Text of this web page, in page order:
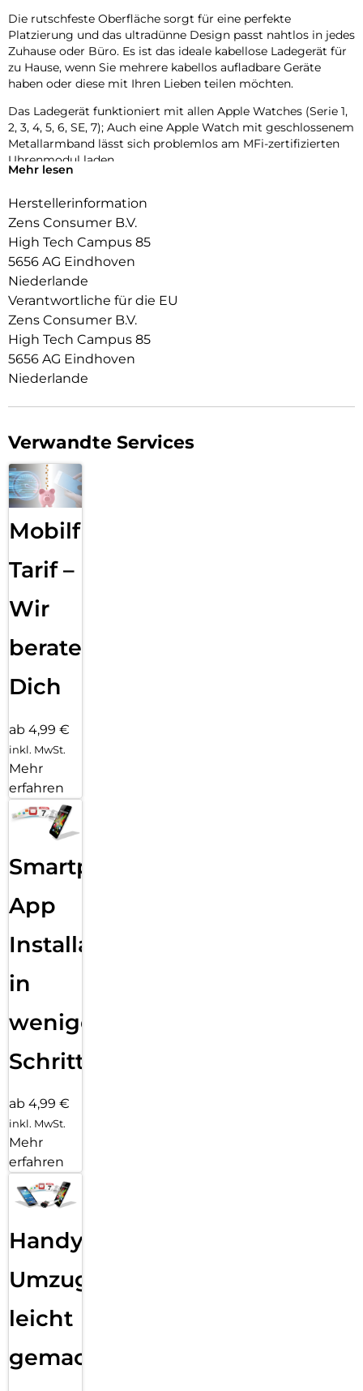
Die rutschfeste Oberfläche sorgt für eine perfekte
Platzierung und das ultradünne Design passt nahtlos in jedes
Zuhause oder Büro. Es ist das ideale kabellose Ladegerät für
zu Hause, wenn Sie mehrere kabellos aufladbare Geräte
haben oder diese mit Ihren Lieben teilen möchten.
Das Ladegerät funktioniert mit allen Apple Watches (Serie 1,
2, 3, 4, 5, 6, SE, 7); Auch eine Apple Watch mit geschlossenem
Metallarmband lässt sich problemlos am MFi-zertifizierten
Uhrenmodul laden.
Mehr lesen
Herstellerinformation
Zens Consumer B.V.
High Tech Campus 85
5656 AG Eindhoven
Niederlande
Verantwortliche für die EU
Zens Consumer B.V.
High Tech Campus 85
5656 AG Eindhoven
Niederlande
Verwandte Services
Mobilfunk
Tarif –
Wir
beraten
Dich
ab 4,99 €
inkl. MwSt.
Mehr
erfahren
Smartphone
App
Installation
in
wenigen
Schritten
ab 4,99 €
inkl. MwSt.
Mehr
erfahren
Handy
Umzug
leicht
gemacht!